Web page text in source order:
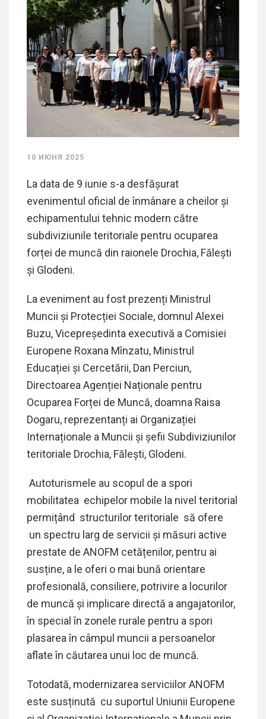
10 ИЮНЯ 2025
La data de 9 iunie s-a desfășurat
evenimentul oficial de înmânare a cheilor și
echipamentului tehnic modern către
subdiviziunile teritoriale pentru ocuparea
forței de muncă din raionele Drochia, Fălești
și Glodeni.
La eveniment au fost prezenți Ministrul
Muncii și Protecției Sociale, domnul Alexei
Buzu,Vicepreședinta executivă a Comisiei
Europene Roxana Mînzatu, Ministrul
Educației și Cercetării, Dan Perciun,
Directoarea Agenției Naționale pentru
Ocuparea Forței de Muncă, doamna Raisa
Dogaru, reprezentanți ai Organizației
Internaționale a Muncii și șefii Subdiviziunilor
teritoriale Drochia, Fălești, Glodeni.
Le recours à l’autonomie dans la gestion de sa
confirme, surtout dans les domaines sensibles
primordiale. La sexualité, longtemps laissée dans
place dans une médecine centrée sur le bien-
d’améliorer leur performance ou de surmonter
tourner vers des solutions simples et efficaces.
ligne,Viagra sans ordonnanceest désormais
sécurisée. Cette option offre un confort inégalé :
pas de questions gênantes, juste un accès direct
entendu, il est crucial de choisir des plateformes
traçabilité des produits et proposent des
d’aborder sa vie intime avec davantage de sérénité.
Autoturismele au scopul de a spori
mobilitatea echipelor mobile la nivel teritorial
permițând structurilor teritoriale să ofere
un spectru larg de servicii și măsuri active
prestate de ANOFM cetățenilor, pentru ai
susține, a le oferi o mai bună orientare
profesională, consiliere, potrivire a locurilor
de muncă și implicare directă a angajatorilor,
în special în zonele rurale pentru a spori
plasarea în câmpul muncii a persoanelor
aflate în căutarea unui loc de muncă.
Totodată, modernizarea serviciilor ANOFM
este susținută cu suportul Uniunii Europene